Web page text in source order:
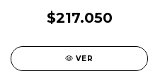
$217.050
VER